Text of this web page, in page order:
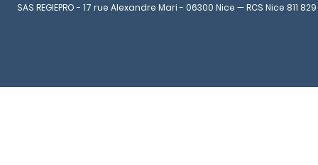
SAS REGIEPRO - 17 rue Alexandre Mari - 06300 Nice — RCS Nice 811